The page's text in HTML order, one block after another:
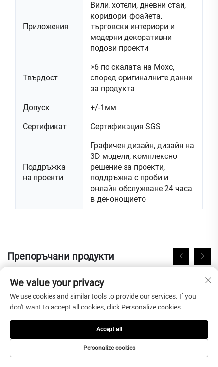
Приложения
Вили, хотели, дневни стаи,
коридори, фоайета,
търговски интериори и
модерни декоративни
подови проекти
Твърдост
>6 по скалата на Мохс,
според оригиналните данни
за продукта
Допуск +/-1мм
Сертификат Сертификация SGS
Поддръжка
на проекти
Графичен дизайн, дизайн на
3D модели, комплексно
решение за проекти,
поддръжка с проби и
онлайн обслужване 24 часа
в денонощието
Препоръчани продукти
We value your privacy
We use cookies and similar tools to provide our services. If you
don't want to accept all cookies, click Personalize cookies.
Personalize cookies
Accept all